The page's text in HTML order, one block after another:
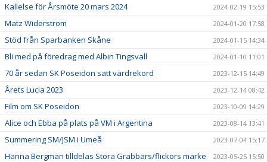
Kallelse för Årsmöte 20 mars 2024 2024-02-19 15:53
Matz Widerström 2024-01-20 17:58
Stöd från Sparbanken Skåne 2024-01-15 14:34
Bli med på föredrag med Albin Tingsvall 2024-01-10 11:01
70 år sedan SK Poseidon satt värdrekord 2023-12-15 14:49
Årets Lucia 2023 2023-12-14 08:42
Film om SK Poseidon 2023-10-09 14:29
Alice och Ebba på plats på VM i Argentina 2023-08-14 13:41
Summering SM/JSM i Umeå 2023-07-04 15:17
Hanna Bergman tilldelas Stora Grabbars/flickors märke 2023-05-25 15:50